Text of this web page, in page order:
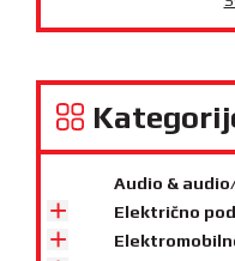
Audio &
Električno